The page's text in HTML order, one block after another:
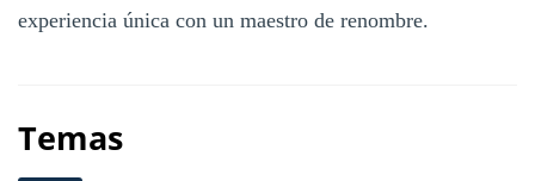
experiencia única con un maestro de renombre.
Temas